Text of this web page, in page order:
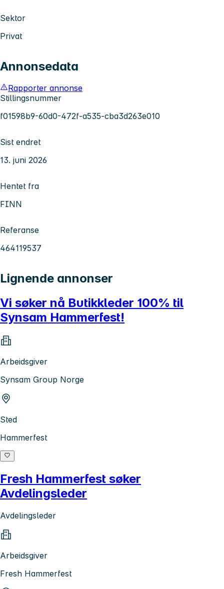
Sektor
Privat
Annonsedata
Rapporter annonse
Stillingsnummer
f01598b9-60d0-472f-a535-cba3d263e010
Sist endret
13. juni 2026
Hentet fra
FINN
Referanse
464119537
Lignende annonser
Vi søker nå Butikkleder 100% til
Synsam Hammerfest!
Arbeidsgiver
Synsam Group Norge
Sted
Hammerfest
Fresh Hammerfest søker
Avdelingsleder
Avdelingsleder
Arbeidsgiver
Fresh Hammerfest